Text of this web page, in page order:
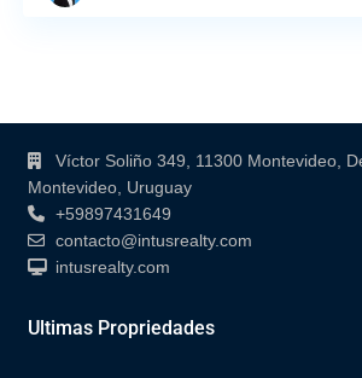
Víctor Soliño 349, 11300 Montevideo,
Montevideo, Uruguay
+59897431649
contacto@intusrealty.com
intusrealty.com
Ultimas Propriedades